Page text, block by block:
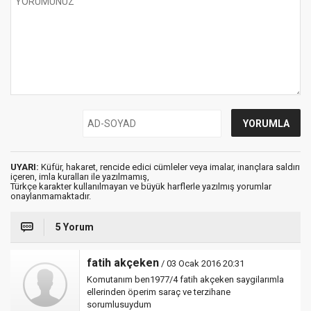
UYARI: Küfür, hakaret, rencide edici cümleler veya imalar, inançlara saldırı
içeren, imla kuralları ile yazılmamış,
Türkçe karakter kullanılmayan ve büyük harflerle yazılmış yorumlar
onaylanmamaktadır.
5 Yorum
fatih akçeken / 03 Ocak 2016 20:31
Komutanım ben1977/4 fatih akçeken saygilarımla
ellerinden öperim saraç ve terzihane
sorumlusuydum